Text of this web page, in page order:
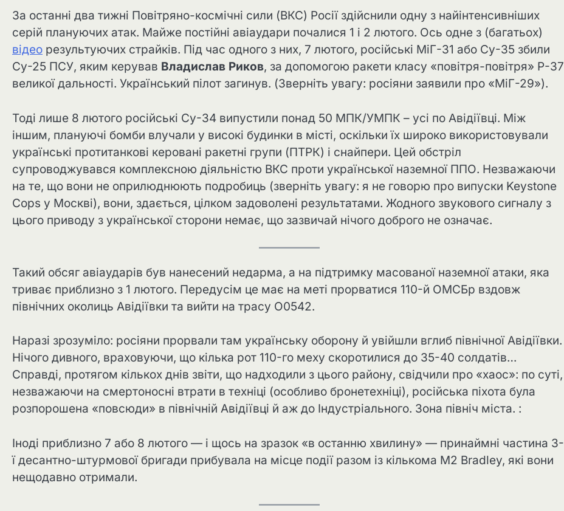
За останні два тижні Повітряно-космічні сили (ВКС) Росії здійснили одну з найінтенсивніших
серій плануючих атак. Майже постійні авіаудари почалися 1 і 2 лютого. Ось одне з (багатьох)
відео результуючих страйків. Під час одного з них, 7 лютого, російські МіГ-31 або Су-35 збили
Су-25 ПСУ, яким керував Владислав Риков, за допомогою ракети класу «повітря-повітря» Р-37
великої дальності. Український пілот загинув. (Зверніть увагу: росіяни заявили про «МіГ-29»).
Тоді лише 8 лютого російські Су-34 випустили понад 50 МПК/УМПК – усі по Авідіївці. Між
іншим, плануючі бомби влучали у високі будинки в місті, оскільки їх широко використовували
українські протитанкові керовані ракетні групи (ПТРК) і снайпери. Цей обстріл
супроводжувався комплексною діяльністю ВКС проти української наземної ППО. Незважаючи
на те, що вони не оприлюднюють подробиць (зверніть увагу: я не говорю про випуски Keystone
Cops у Москві), вони, здається, цілком задоволені результатами. Жодного звукового сигналу з
цього приводу з української сторони немає, що зазвичай нічого доброго не означає.
Такий обсяг авіаударів був нанесений недарма, а на підтримку масованої наземної атаки, яка
триває приблизно з 1 лютого. Передусім це має на меті прорватися 110-й ОМСБр вздовж
північних околиць Авідіївки та вийти на трасу О0542.
Наразі зрозуміло: росіяни прорвали там українську оборону й увійшли вглиб північної Авідіївки.
Нічого дивного, враховуючи, що кілька рот 110-го меху скоротилися до 35-40 солдатів…
Справді, протягом кількох днів звіти, що надходили з цього району, свідчили про «хаос»: по суті,
незважаючи на смертоносні втрати в техніці (особливо бронетехніці), російська піхота була
розпорошена «повсюди» в північній Авідіївці й аж до Індустріального. Зона північ міста. :
Іноді приблизно 7 або 8 лютого — і щось на зразок «в останню хвилину» — принаймні частина 3-
ї десантно-штурмової бригади прибувала на місце події разом із кількома M2 Bradley, які вони
нещодавно отримали.